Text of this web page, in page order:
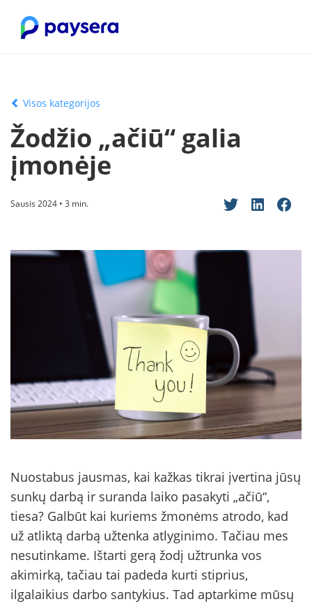
Visos kategorijos
Žodžio „ačiū“ galia
įmonėje
Sausis 2024 • 3 min.
Nuostabus jausmas, kai kažkas tikrai įvertina jūsų
sunkų darbą ir suranda laiko pasakyti „ačiū“,
tiesa? Galbūt kai kuriems žmonėms atrodo, kad
už atliktą darbą užtenka atlyginimo. Tačiau mes
nesutinkame. Ištarti gerą žodį užtrunka vos
akimirką, tačiau tai padeda kurti stiprius,
ilgalaikius darbo santykius. Tad aptarkime mūsų